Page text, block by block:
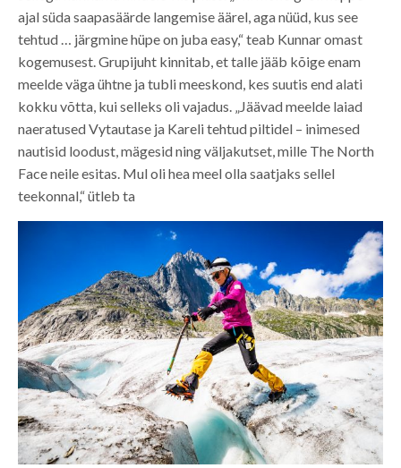
ajal süda saapasäärde langemise äärel, aga nüüd, kus see
tehtud … järgmine hüpe on juba easy,“ teab Kunnar omast
kogemusest. Grupijuht kinnitab, et talle jääb kõige enam
meelde väga ühtne ja tubli meeskond, kes suutis end alati
kokku võtta, kui selleks oli vajadus. „Jäävad meelde laiad
naeratused Vytautase ja Kareli tehtud piltidel – inimesed
nautisid loodust, mägesid ning väljakutset, mille The North
Face neile esitas. Mul oli hea meel olla saatjaks sellel
teekonnal,“ ütleb ta